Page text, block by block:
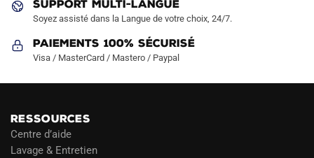
SUPPORT MULTI-LANGUE
Soyez assisté dans la Langue de votre choix, 24/7.
Paiements 100% Sécurisé
Visa / MasterCard / Mastero / Paypal
RESSOURCES
Centre d’aide
Lavage & Entretien